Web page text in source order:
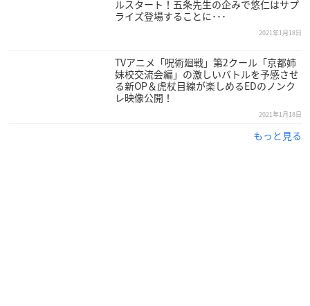
※JUMP SHOP各店で入場制限を行っている場合はございま
詳細はJUMP SHOP公式twitterをご確認ください。
モバイルTカードでも表示
ルスタート！五条先生の企みで悠仁はサプ
ライズ登場することに･･･
2021年1月18日
TVアニメ「呪術廻戦」第2クール「京都姉
妹校交流会編」の激しいバトルを予感させ
る新OP＆虎杖目線が楽しめるEDのノンク
レ映像公開！
2021年1月18日
もっと見る